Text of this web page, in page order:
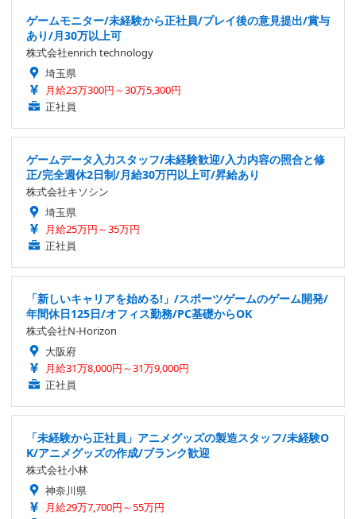
ゲームモニター/未経験から正社員/プレイ後の意見提出/賞与
あり/月30万以上可
株式会社enrich technology
埼玉県
月給23万300円～30万5,300円
正社員
ゲームデータ入力スタッフ/未経験歓迎/入力内容の照合と修
正/完全週休2日制/月給30万円以上可/昇給あり
株式会社キソシン
埼玉県
月給25万円～35万円
正社員
「新しいキャリアを始める!」/スポーツゲームのゲーム開発/
年間休日125日/オフィス勤務/PC基礎からOK
株式会社N-Horizon
大阪府
月給31万8,000円～31万9,000円
正社員
「未経験から正社員」アニメグッズの製造スタッフ/未経験O
K/アニメグッズの作成/ブランク歓迎
株式会社小林
神奈川県
月給29万7,700円～55万円